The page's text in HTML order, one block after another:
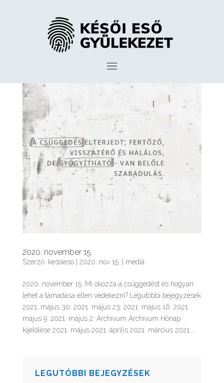
2020. november 15.
Szerző: kesoieso| 2020. nov 15. média
2020. november 15. Mi okozza a csüggedést és hogyan
lehet a támadása ellen védekezni? Legutóbbi bejegyzések
2021. május 30. 2021. május 23. 2021. május 16. 2021.
május 9. 2021. május 2. Archívum Archívum Hónap
kijelölése 2021. május 2021. április 2021. március 2021....
LEGUTÓBBI BEJEGYZÉSEK